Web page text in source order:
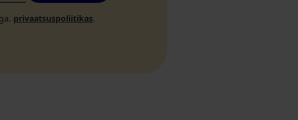
privaatsuspoliitikas.